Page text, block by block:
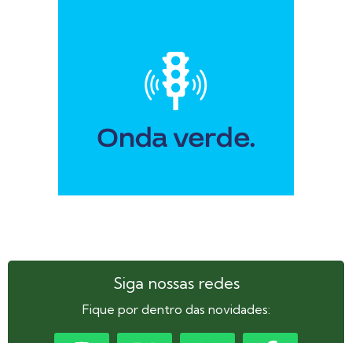
Siga nossas redes
Fique por dentro das novidades: